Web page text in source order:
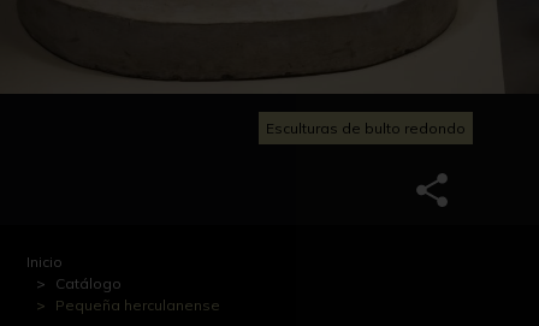
Esculturas de bulto redondo
Inicio
Catálogo
Pequeña herculanense